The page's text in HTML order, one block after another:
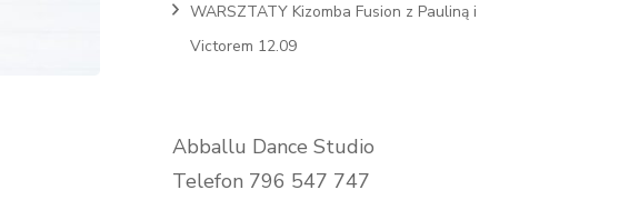
WARSZTATY Kizomba Fusion z Pauliną i
Victorem 12.09
Abballu Dance Studio
Telefon 796 547 747